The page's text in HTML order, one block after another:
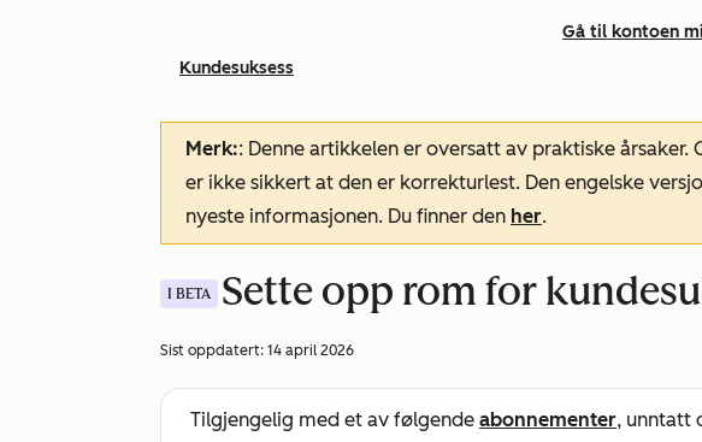
Gå til kontoen
Kundesuksess
Merk:: Denne artikkelen er oversatt av praktiske
er ikke sikkert at den er korrekturlest. Den engelske
nyeste informasjonen. Du finner den her.
I BETA Sette opp rom for
Sist oppdatert: 14 april 2026
Tilgjengelig med et av følgende abonnementer, unntatt